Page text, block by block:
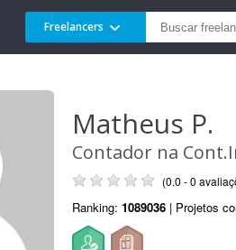
Freelancers
Matheus P.
Contador na
(0.0 - 0
Ranking: 1089036 | Projetos